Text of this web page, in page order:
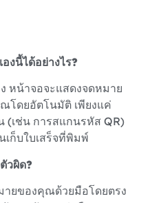
งนี้ได้อย่างไร?
หน้าจอจะแสดงจดหมาย
โดยอัตโนมัติ เพียงแค่
(เช่น การสแกนรหัส QR)
เก็บใบเสร็จที่พิมพ์
วผิด?
ยของคุณด้วยมือโดยตรง